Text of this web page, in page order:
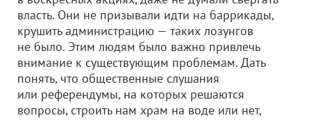
власть. Они не призывали идти на баррикады,
крушить администрацию — таких лозунгов
не было. Этим людям было важно привлечь
внимание к существующим проблемам. Дать
понять, что общественные слушания
или референдумы, на которых решаются
вопросы, строить нам храм на воде или нет,